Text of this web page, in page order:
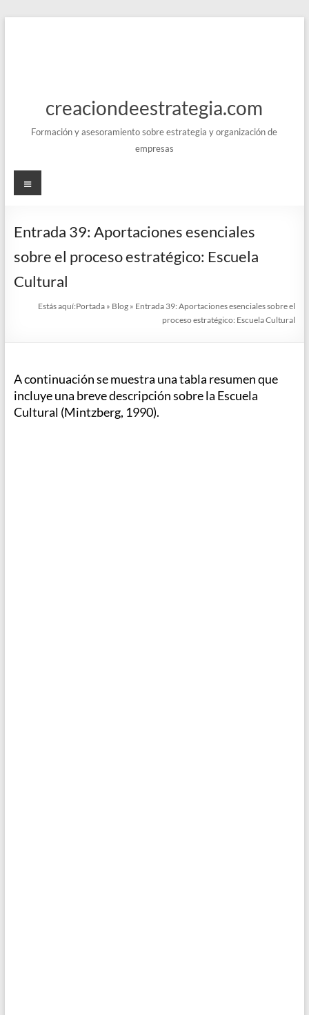
creaciondeestrategia.com
Formación y asesoramiento sobre estrategia y organización de
empresas
Menú
Entrada 39: Aportaciones esenciales
sobre el proceso estratégico: Escuela
Cultural
Estás aquí:Portada » Blog » Entrada 39: Aportaciones esenciales sobre el
proceso estratégico: Escuela Cultural
A continuación se muestra una tabla resumen que
incluye una breve descripción sobre la Escuela
Cultural (Mintzberg, 1990).